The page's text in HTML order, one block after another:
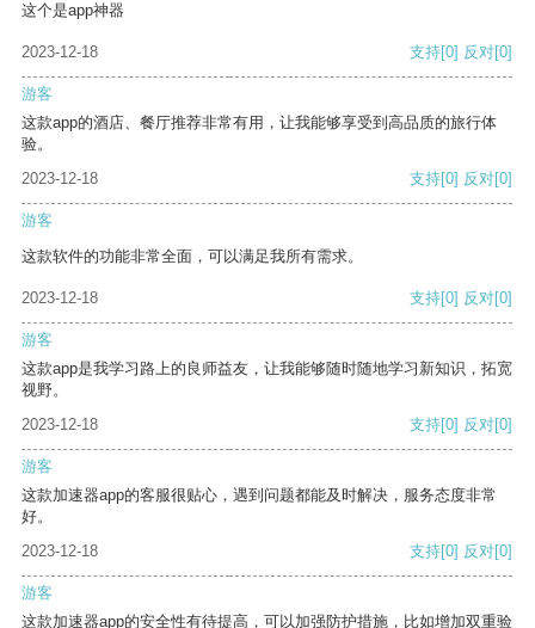
这个是app神器
2023-12-18 支持[0] 反对[0]
游客
这款app的酒店、餐厅推荐非常有用，让我能够享受到高品质的旅行体
验。
2023-12-18
支持[0] 反对[0]
游客
这款软件的功能非常全面，可以满足我所有需求。
2023-12-18 支持[0] 反对[0]
游客
这款app是我学习路上的良师益友，让我能够随时随地学习新知识，拓宽
视野。
2023-12-18
支持[0] 反对[0]
游客
这款加速器app的客服很贴心，遇到问题都能及时解决，服务态度非常
好。
2023-12-18
支持[0] 反对[0]
游客
这款加速器app的安全性有待提高，可以加强防护措施，比如增加双重验